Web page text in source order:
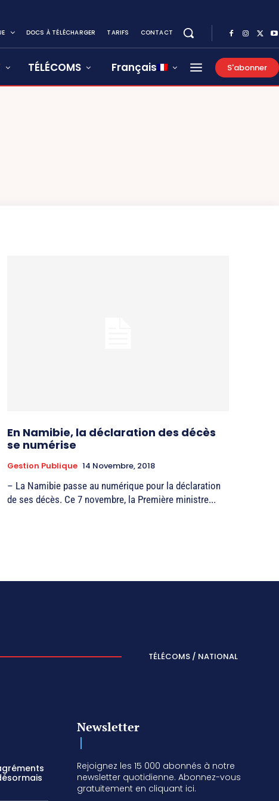
DOCS À TÉLÉCHARGER TARIFS CONTACT
TÉLÉCOMS Français S'abonner
En Namibie, la déclaration des décès
se numérise
Gestion Publique 14 Novembre, 2018
– La Namibie passe au numérique pour la déclaration
de ses décès. Ce 7 novembre, la Première ministre...
TÉLÉCOMS / NATIONAL
Newsletter
Rejoignez les 15 000 abonnés à notre
newsletter quotidienne. Abonnez-vous
gratuitement en cliquant ici.